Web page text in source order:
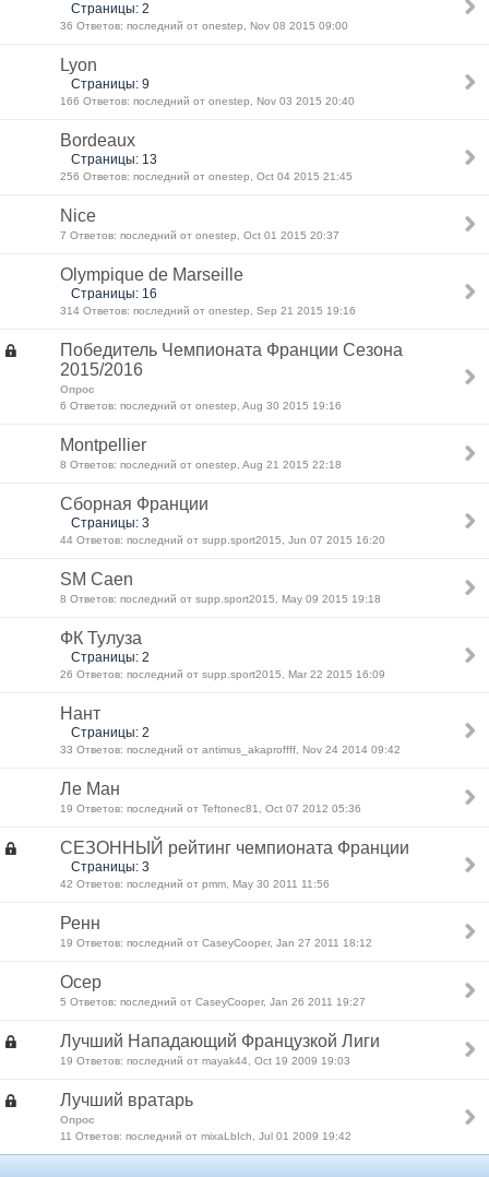
Страницы: 2
36 Ответов: последний от onestep, Nov 08 2015 09:00
Lyon
Страницы: 9
166 Ответов: последний от onestep, Nov 03 2015 20:40
Bordeaux
Страницы: 13
256 Ответов: последний от onestep, Oct 04 2015 21:45
Nice
7 Ответов: последний от onestep, Oct 01 2015 20:37
Olympique de Marseille
Страницы: 16
314 Ответов: последний от onestep, Sep 21 2015 19:16
Победитель Чемпионата Франции Сезона
2015/2016
Опрос
6 Ответов: последний от onestep, Aug 30 2015 19:16
Montpellier
8 Ответов: последний от onestep, Aug 21 2015 22:18
Сборная Франции
Страницы: 3
44 Ответов: последний от supp.sport2015, Jun 07 2015 16:20
SM Caen
8 Ответов: последний от supp.sport2015, May 09 2015 19:18
ФК Тулуза
Страницы: 2
26 Ответов: последний от supp.sport2015, Mar 22 2015 16:09
Нант
Страницы: 2
33 Ответов: последний от antimus_akaproffff, Nov 24 2014 09:42
Ле Ман
19 Ответов: последний от Teftonec81, Oct 07 2012 05:36
СЕЗОННЫЙ рейтинг чемпионата Франции
Страницы: 3
42 Ответов: последний от pmm, May 30 2011 11:56
Ренн
19 Ответов: последний от CaseyCooper, Jan 27 2011 18:12
Осер
5 Ответов: последний от CaseyCooper, Jan 26 2011 19:27
Лучший Нападающий Французкой Лиги
19 Ответов: последний от mayak44, Oct 19 2009 19:03
Лучший вратарь
Опрос
11 Ответов: последний от mixaLbIch, Jul 01 2009 19:42